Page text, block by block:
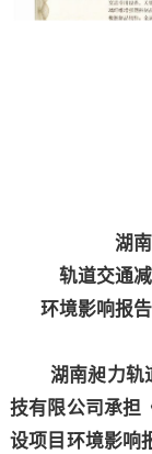
湖
轨道交通
环境影响报
湖南昶力轨
技有限公司承担
设项目 环境影响